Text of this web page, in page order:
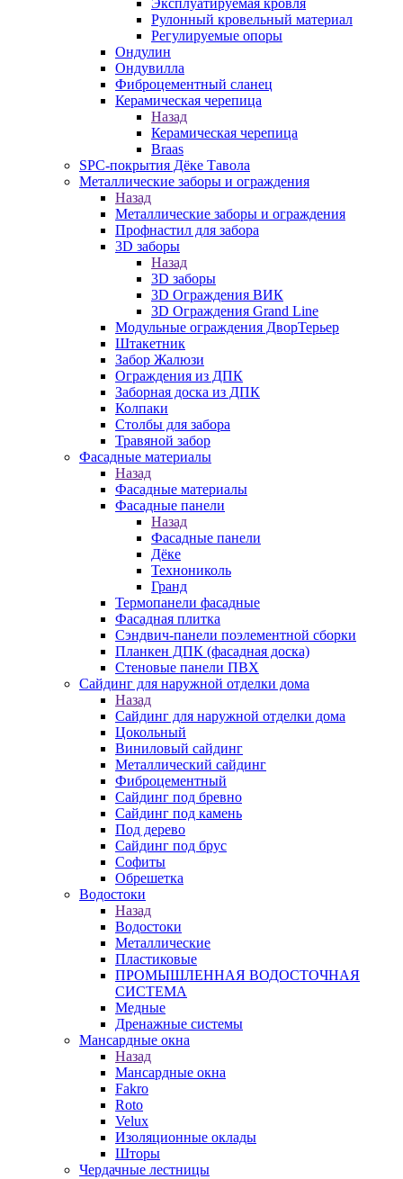
Эксплуатируемая кровля
Рулонный кровельный материал
Регулируемые опоры
Ондулин
Ондувилла
Фиброцементный сланец
Керамическая черепица
Назад
Керамическая черепица
Braas
SPC-покрытия Дёке Тавола
Металлические заборы и ограждения
Назад
Металлические заборы и ограждения
Профнастил для забора
3D заборы
Назад
3D заборы
3D Ограждения ВИК
3D Ограждения Grand Line
Модульные ограждения ДворТерьер
Штакетник
Забор Жалюзи
Ограждения из ДПК
Заборная доска из ДПК
Колпаки
Столбы для забора
Травяной забор
Фасадные материалы
Назад
Фасадные материалы
Фасадные панели
Назад
Фасадные панели
Дёке
Технониколь
Гранд
Термопанели фасадные
Фасадная плитка
Сэндвич-панели поэлементной сборки
Планкен ДПК (фасадная доска)
Стеновые панели ПВХ
Сайдинг для наружной отделки дома
Назад
Сайдинг для наружной отделки дома
Цокольный
Виниловый сайдинг
Металлический сайдинг
Фиброцементный
Сайдинг под бревно
Сайдинг под камень
Под дерево
Сайдинг под брус
Софиты
Обрешетка
Водостоки
Назад
Водостоки
Металлические
Пластиковые
ПРОМЫШЛЕННАЯ ВОДОСТОЧНАЯ
СИСТЕМА
Медные
Дренажные системы
Мансардные окна
Назад
Мансардные окна
Fakro
Roto
Velux
Изоляционные оклады
Шторы
Чердачные лестницы